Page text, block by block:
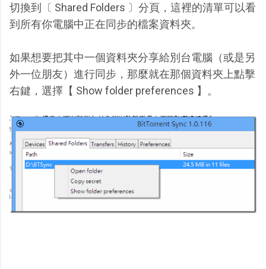
切換到〔 Shared Folders 〕分頁，這裡的清單可以看
到所有你電腦中正在同步的檔案資料夾。
如果想要把其中一個資料夾分享給別台電腦（或是另
外一位朋友）進行同步，那麼就在那個資料夾上點擊
右鍵，選擇【 Show folder preferences 】。